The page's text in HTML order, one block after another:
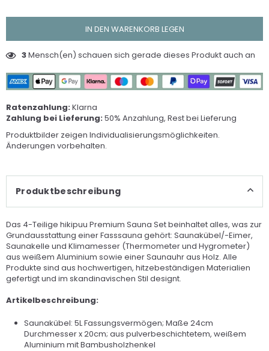
IN DEN WARENKORB LEGEN
3Mensch(en) schauen sich gerade dieses Produkt auch an
Ratenzahlung:Klarna
Zahlung bei Lieferung:50% Anzahlung, Rest bei Lieferung
Produktbilder zeigen Individualisierungsmöglichkeiten.
Änderungen vorbehalten.
Produktbeschreibung
Das 4-Teilige hikipuu Premium Sauna Set beinhaltet alles, was zur
Grundausstattung einer Fasssauna gehört: Saunakübel/-Eimer,
Saunakelle und Klimamesser (Thermometer und Hygrometer)
aus weißem Aluminium sowie einer Saunauhr aus Holz. Alle
Produkte sind aus hochwertigen, hitzebeständigen Materialien
gefertigt und im skandinavischen Stil designt.
Artikelbeschreibung:
Saunakübel: 5L Fassungsvermögen; Maße 24cm
Durchmesser x 20cm; aus pulverbeschichtetem, weißem
Aluminium mit Bambusholzhenkel